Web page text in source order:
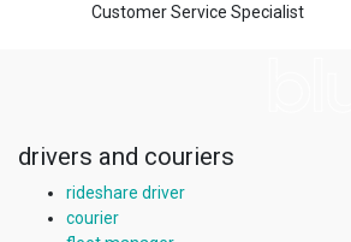
Customer Service Specialist
drivers and couriers
rideshare driver
courier